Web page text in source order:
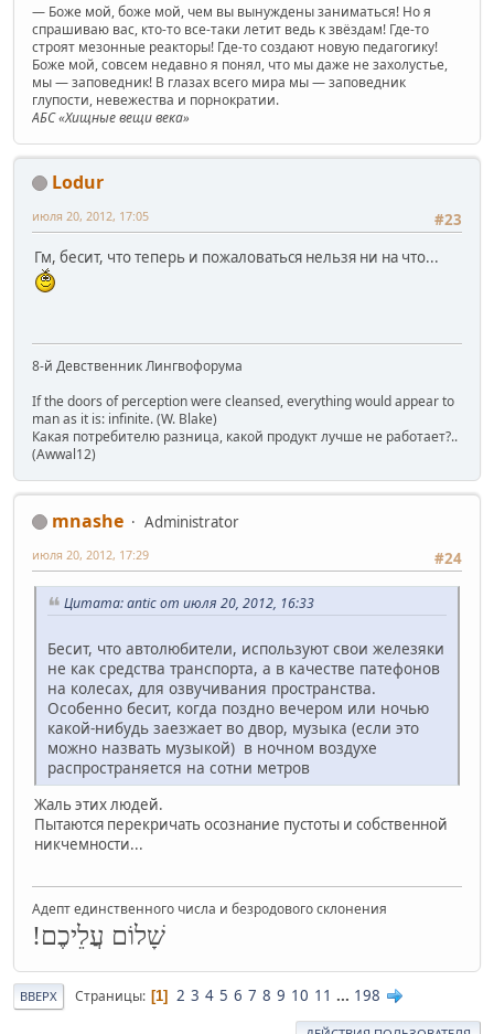
— Боже мой, боже мой, чем вы вынуждены заниматься! Но я
спрашиваю вас, кто-то все-таки летит ведь к звёздам! Где-то
строят мезонные реакторы! Где-то создают новую педагогику!
Боже мой, совсем недавно я понял, что мы даже не захолустье,
мы — заповедник! В глазах всего мира мы — заповедник
глупости, невежества и порнократии.
АБС «Хищные вещи века»
Lodur
#23
июля 20, 2012, 17:05
Гм, бесит, что теперь и пожаловаться нельзя ни на что...
8-й Девственник Лингвофорума
If the doors of perception were cleansed, everything would appear to
man as it is: infinite. (W. Blake)
Какая потребителю разница, какой продукт лучше не работает?..
(Awwal12)
mnashe
Administrator
#24
июля 20, 2012, 17:29
Цитата: antic от июля 20, 2012, 16:33
Бесит, что автолюбители, используют свои железяки
не как средства транспорта, а в качестве патефонов
на колесах, для озвучивания пространства.
Особенно бесит, когда поздно вечером или ночью
какой-нибудь заезжает во двор, музыка (если это
можно назвать музыкой) в ночном воздухе
распространяется на сотни метров
Жаль этих людей.
Пытаются перекричать осознание пустоты и собственной
никчемности...
Адепт единственного числа и безродового склонения
שָׁלוֹם עֲלֵיכֶם!
ВВЕРХ Страницы 1 2 3 4 5 6 7 8 9 10 11 ... 198